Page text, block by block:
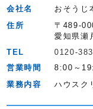
会社名
おそうじ
住所
〒489-
愛知県瀬
TEL
0120-
営業時間
8:00～
業務内容
ハウスク